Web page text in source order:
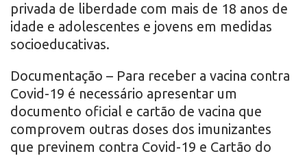
privada de liberdade com mais de 18 anos de
idade e adolescentes e jovens em medidas
socioeducativas.
Documentação – Para receber a vacina contra
Covid-19 é necessário apresentar um
documento oficial e cartão de vacina que
comprovem outras doses dos imunizantes
que previnem contra Covid-19 e Cartão do